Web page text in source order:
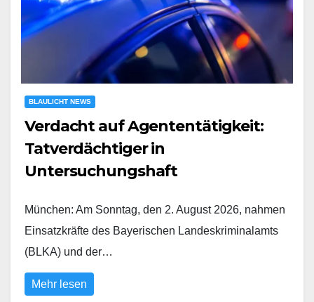
BLAULICHT NEWS
Verdacht auf Agententätigkeit:
Tatverdächtiger in
Untersuchungshaft
München: Am Sonntag, den 2. August 2026, nahmen
Einsatzkräfte des Bayerischen Landeskriminalamts
(BLKA) und der…
Mehr lesen